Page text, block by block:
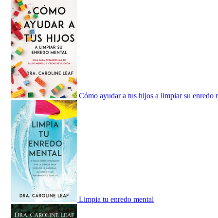
Cómo ayudar a tus hijos a limpiar su enredo
Limpia tu enredo mental